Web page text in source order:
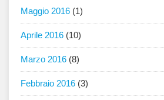
Maggio 2016 (1)
Aprile 2016 (10)
Marzo 2016 (8)
Febbraio 2016 (3)